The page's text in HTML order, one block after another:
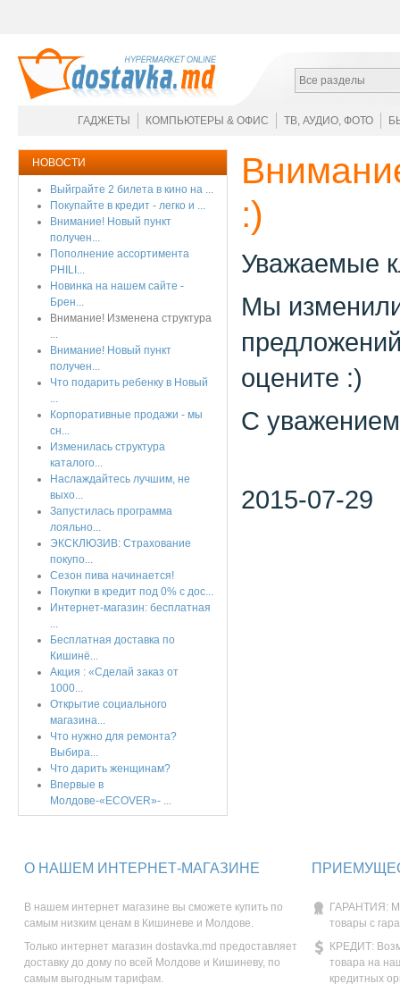
Все разделы
ГАДЖЕТЫ КОМПЬЮТЕРЫ & ОФИС ТВ, АУДИО, ФОТО
НОВОСТИ
Выйграйте 2 билета в кино на ...
Покупайте в кредит - легко и ...
Внимание! Новый пункт
получен...
Пополнение ассортимента
PHILI...
Новинка на нашем сайте -
Брен...
Внимание! Изменена структура
...
Внимание! Новый пункт
получен...
Что подарить ребенку в Новый
...
Корпоративные продажи - мы
сн...
Изменилась структура
каталого...
Наслаждайтесь лучшим, не
выхо...
Запустилась программа
лояльно...
ЭКСКЛЮЗИВ: Страхование
покупо...
Сезон пива начинается!
Покупки в кредит под 0% с дос...
Интернет-магазин: бесплатная
...
Бесплатная доставка по
Кишинё...
Акция : «Сделай заказ от
1000...
Открытие социального
магазина...
Что нужно для ремонта?
Выбира...
Что дарить женщинам?
Впервые в
Молдове-«ECOVER»- ...
:)
Уважаемые
Мы изменили
оцените :)
С
2015-07-29
О НАШЕМ ИНТЕРНЕТ-МАГАЗИНЕ
В нашем интернет магазине вы сможете купить по
самым низким ценам в Кишиневе и Молдове.
Только интернет магазин dostavka.md предоставляет
доставку до дому по всей Молдове и Кишиневу, по
самым выгодным тарифам.
ГАРАНТИЯ:
товары с
КРЕДИТ:
товара на
кредитных